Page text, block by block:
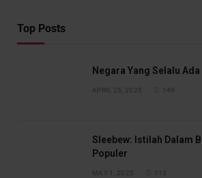
Top Posts
Negara Yang Selalu
APRIL 25, 2025 149
Sleebew: Istilah Dalam
Populer
MAY 1, 2025 113